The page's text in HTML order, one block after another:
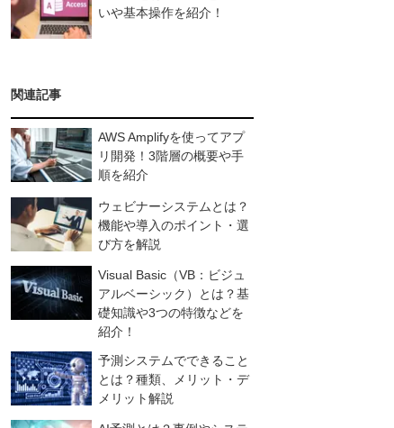
いや基本操作を紹介！
関連記事
AWS Amplifyを使ってアプ
リ開発！3階層の概要や手
順を紹介
ウェビナーシステムとは？
機能や導入のポイント・選
び方を解説
Visual Basic（VB：ビジュ
アルベーシック）とは？基
礎知識や3つの特徴などを
紹介！
予測システムでできること
とは？種類、メリット・デ
メリット解説